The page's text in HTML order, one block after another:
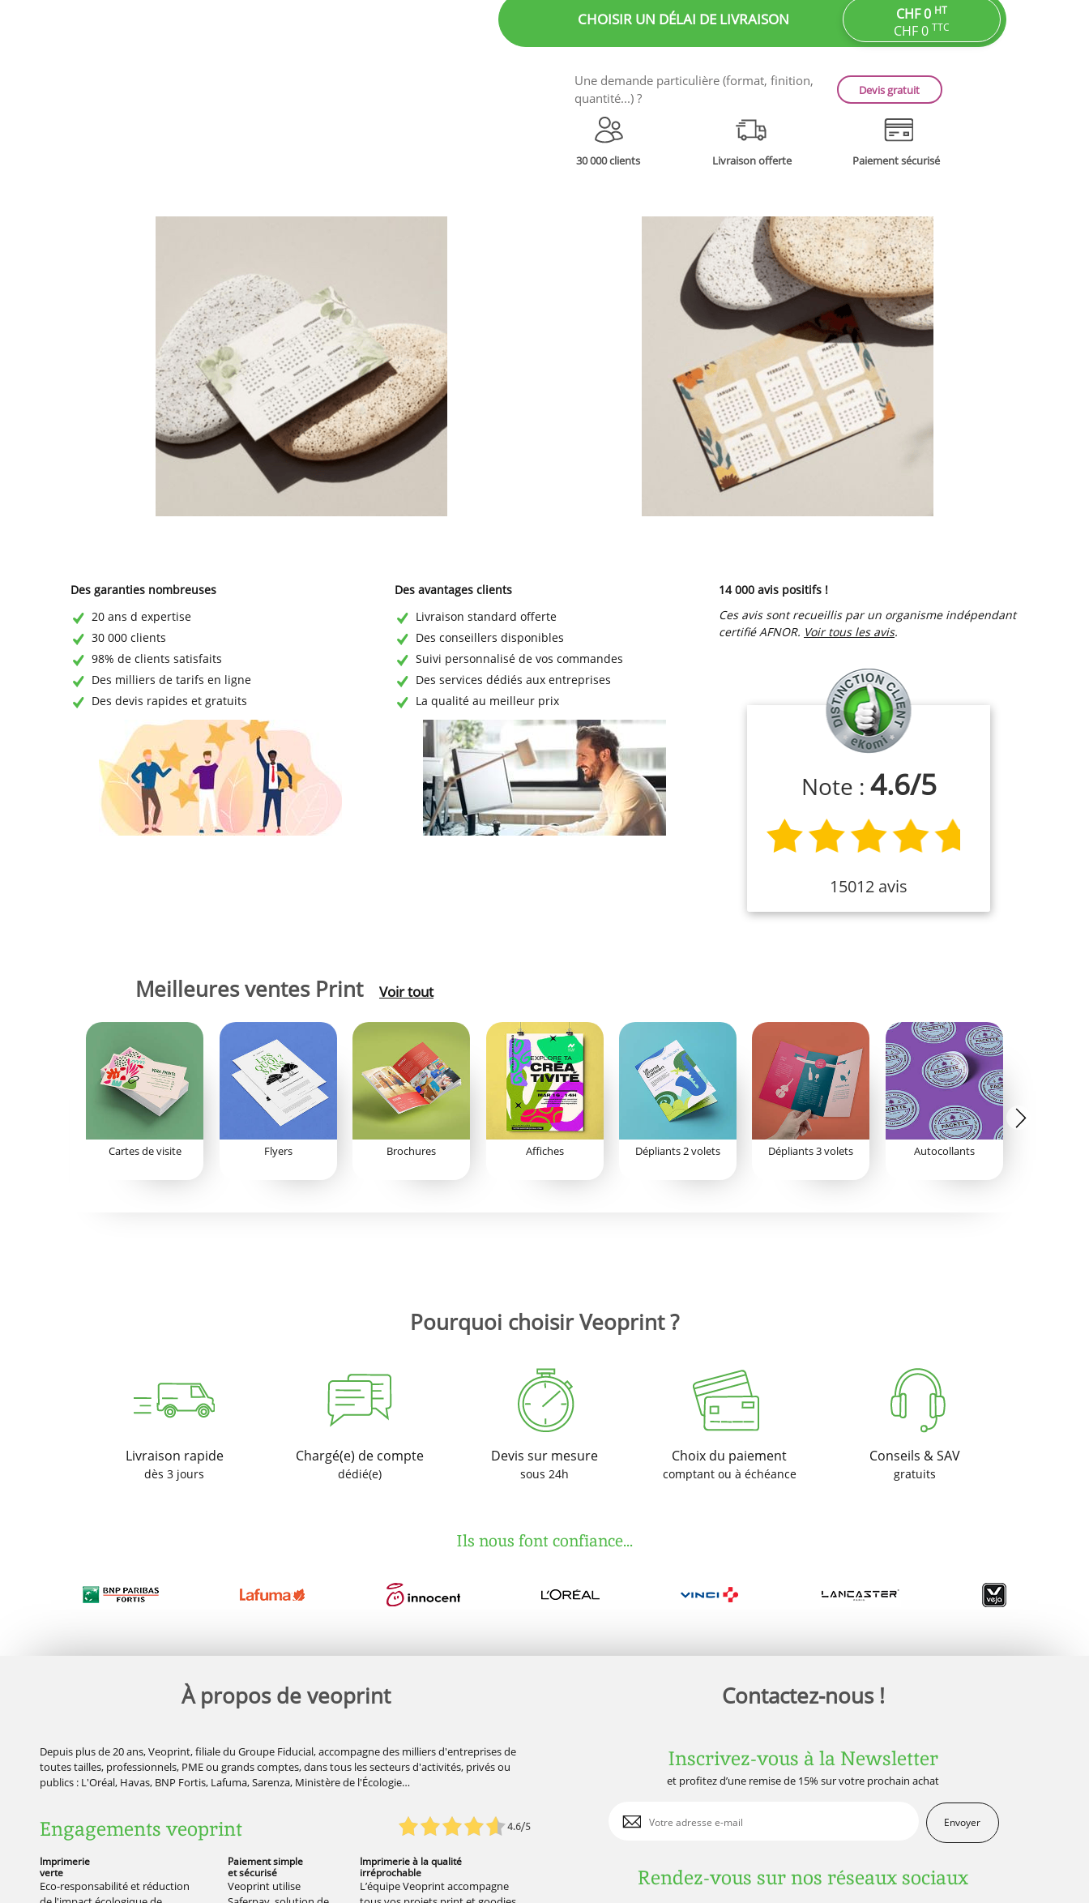
CHF 0 HT
CHF 0 TTC
CHOISIR UN DÉLAI DE LIVRAISON
Une demande particulière (format, finition,
quantité...) ?
Devis gratuit
30 000 clients Livraison offerte Paiement sécurisé
Des garanties nombreuses
20 ans d expertise
30 000 clients
98% de clients satisfaits
Des milliers de tarifs en ligne
Des devis rapides et gratuits
Des avantages clients
Livraison standard offerte
Des conseillers disponibles
Suivi personnalisé de vos commandes
Des services dédiés aux entreprises
La qualité au meilleur prix
14 000 avis positifs !
Ces avis sont recueillis par un organisme indépendant
certifié AFNOR. Voir tous les avis.
Note : 4.6/5
15012 avis
Meilleures ventes Print Voir tout
Cartes de visite Flyers Brochures Affiches Dépliants 2 volets Dépliants 3 volets Autocollants
Pourquoi choisir Veoprint ?
Livraison rapide
dès 3 jours
Chargé(e) de compte
dédié(e)
Devis sur mesure
sous 24h
Choix du paiement
comptant ou à échéance
Conseils & SAV
gratuits
Ils nous font confiance...
À propos de veoprint
Depuis plus de 20 ans, Veoprint, filiale du Groupe Fiducial, accompagne des milliers d'entreprises de
toutes tailles, professionnels, PME ou grands comptes, dans tous les secteurs d'activités, privés ou
publics : L'Oréal, Havas, BNP Fortis, Lafuma, Sarenza, Ministère de l'Écologie…
Engagements veoprint 4.6/5
Imprimerie
verte
Eco-responsabilité et réduction
Paiement simple
et sécurisé
Veoprint utilise
Imprimerie à la qualité
irréprochable
L’équipe Veoprint accompagne
Contactez-nous !
Inscrivez-vous à la Newsletter
et profitez d’une remise de 15% sur votre prochain achat
Envoyer
Rendez-vous sur nos réseaux sociaux